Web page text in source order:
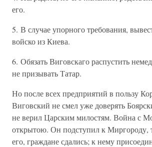
его.
5. В случае упорного требования,
войско из Киева.
6. Обязать Виговскаго распустить
не призывать Татар.
Но после всех предприятий в пользу
Виговский не смел уже доверять
не верил Царским милостям. Война с
открытою. Он подступил к Миргороду,
его, граждане сдались; к нему